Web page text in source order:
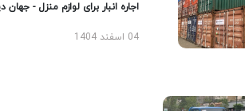
اجاره انبار برای لوازم منزل - جهان دپو
04 اسفند 1404